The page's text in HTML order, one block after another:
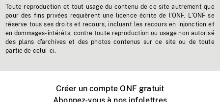
Toute reproduction et tout usage du contenu de ce site autrement que
pour des fins privées requièrent une licence écrite de l'ONF. L'ONF se
réserve tous ses droits et recours, incluant les recours en injonction et
en dommages-intérêts, contre toute reproduction ou usage non autorisé
des plans d'archives et des photos contenus sur ce site ou de toute
partie de celui-ci.
Créer un compte ONF gratuit